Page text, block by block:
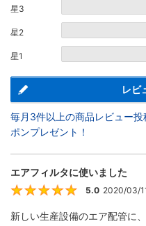
星3
星2
星1
レビ
毎月3件以上の商品レビュー
ポンプレゼント！
エアフィルタに使いました
5.0 2020/03/
新しい生産設備のエア配管に